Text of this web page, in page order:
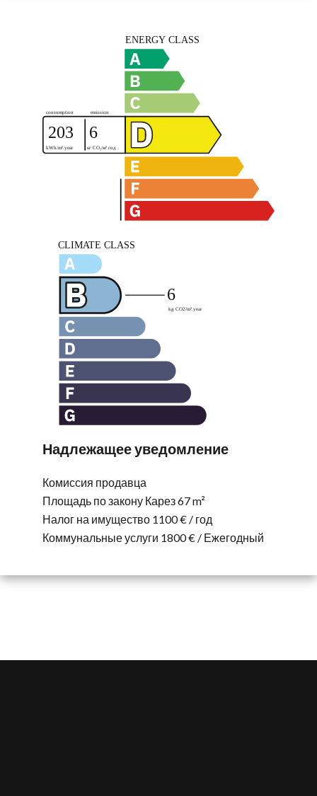
Надлежащее уведомление
Комиссия продавца
Площадь по закону Карез67 m²
Налог на имущество 1100 € / год
Коммунальные услуги 1800 € / Ежегодный